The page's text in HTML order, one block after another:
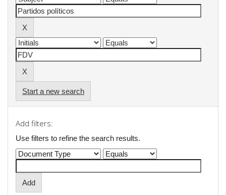
Start a new search
Add filters:
Use filters to refine the search results.